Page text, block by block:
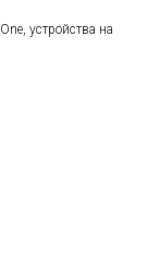
устройства на